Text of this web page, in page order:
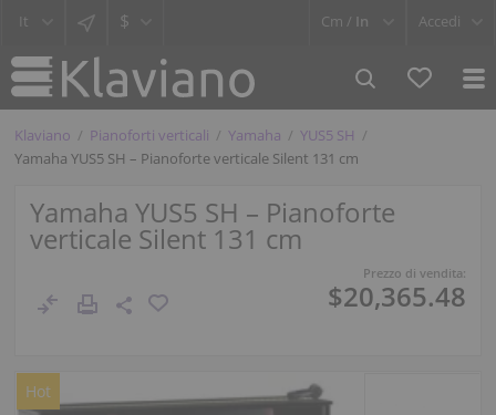
$ Cm / In Accedi
Klaviano Pianoforti verticali Yamaha
YUS5 SH
Yamaha YUS5 SH – Pianoforte verticale Silent 131 cm
Yamaha YUS5 SH – Pianoforte
verticale Silent 131 cm
Prezzo di vendita:
$20,365.48
Hot